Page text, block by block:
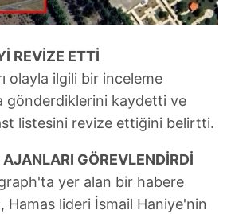
REVİZE ETTİ
olayla ilgili bir inceleme
gönderdiklerini kaydetti ve
listesini revize ettiğini belirtti.
GÖREVLENDİRDİ
yer alan bir habere
Hamas lideri İsmail Haniye'nin